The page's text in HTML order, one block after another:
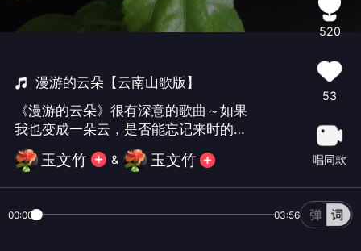
漫游的云朵【云南山歌版】
《漫游的云朵》很有深意的歌曲～如果
我也变成一朵云，是否能忘记来时的
路……欢迎朋友们来到文竹小屋聆听鉴评
🛋🛋🛋🍎🍹🍵☕️🍒🎉
玉文竹 & 玉文竹
520
53
唱同款
00:00 03:56